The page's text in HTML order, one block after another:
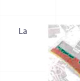
La